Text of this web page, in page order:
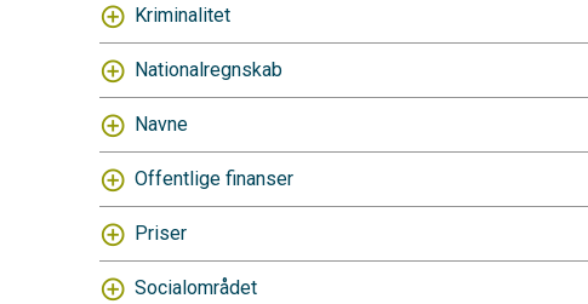
Kriminalitet
Nationalregnskab
Navne
Offentlige finanser
Priser
Socialområdet